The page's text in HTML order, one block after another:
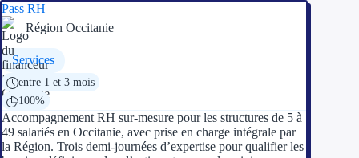
Pass RH
Région Occitanie
Services
entre 1 et 3 mois
100%
Accompagnement RH sur-mesure pour les structures de 5 à
49 salariés en Occitanie, avec prise en charge intégrale par
la Région. Trois demi-journées d’expertise pour qualifier les